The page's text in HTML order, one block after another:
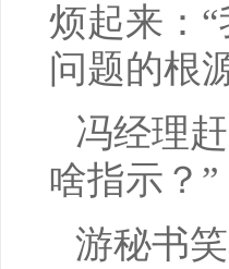
烦起来：
问题的根
冯经理
啥指示？”
游秘书